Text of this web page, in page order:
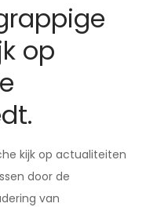
op
kijk op actualiteiten
door de
van